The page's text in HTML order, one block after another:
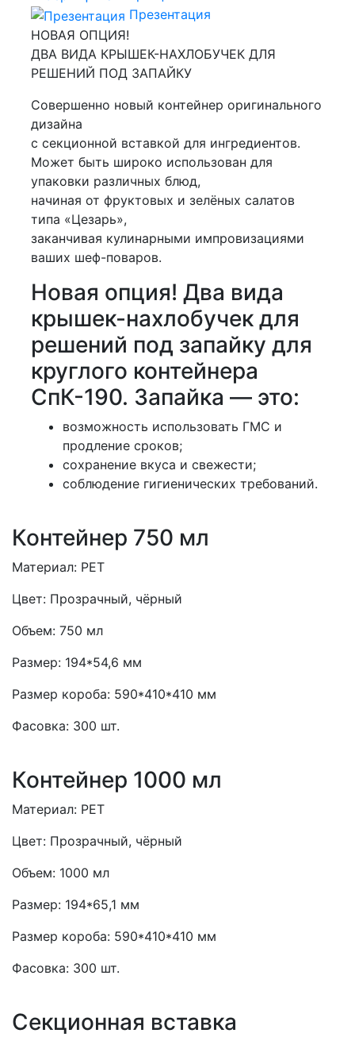
Презентация
НОВАЯ ОПЦИЯ!
ДВА ВИДА КРЫШЕК-НАХЛОБУЧЕК ДЛЯ
РЕШЕНИЙ ПОД ЗАПАЙКУ
Совершенно новый контейнер оригинального
дизайна
с секционной вставкой для ингредиентов.
Может быть широко использован для
упаковки различных блюд,
начиная от фруктовых и зелёных салатов
типа «Цезарь»,
заканчивая кулинарными импровизациями
ваших шеф-поваров.
Новая опция! Два вида
крышек-нахлобучек для
решений под запайку для
круглого контейнера
СпК-190. Запайка — это:
возможность использовать ГМС и
продление сроков;
сохранение вкуса и свежести;
соблюдение гигиенических требований.
Контейнер 750 мл
Материал: PET
Цвет: Прозрачный, чёрный
Объем: 750 мл
Размер: 194*54,6 мм
Размер короба: 590*410*410 мм
Фасовка: 300 шт.
Контейнер 1000 мл
Материал: PET
Цвет: Прозрачный, чёрный
Объем: 1000 мл
Размер: 194*65,1 мм
Размер короба: 590*410*410 мм
Фасовка: 300 шт.
Секционная вставка